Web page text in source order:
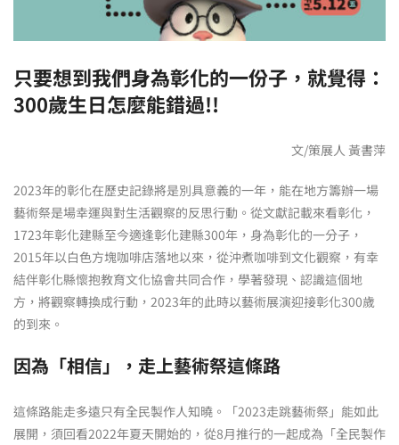
只要想到我們身為彰化的一份子，就覺得：
300歲生日怎麼能錯過!!
文/策展人 黃書萍
2023年的彰化在歷史記錄將是別具意義的一年，能在地方籌辦一場
藝術祭是場幸運與對生活觀察的反思行動。從文獻記載來看彰化，
1723年彰化建縣至今適逢彰化建縣300年，身為彰化的一分子，
2015年以白色方塊咖啡店落地以來，從沖煮咖啡到文化觀察，有幸
結伴彰化縣懷抱教育文化協會共同合作，學著發現、認識這個地
方，將觀察轉換成行動，2023年的此時以藝術展演迎接彰化300歲
的到來。
因為「相信」，走上藝術祭這條路
這條路能走多遠只有全民製作人知曉。「2023走跳藝術祭」能如此
展開，須回看2022年夏天開始的，從8月推行的一起成為「全民製作